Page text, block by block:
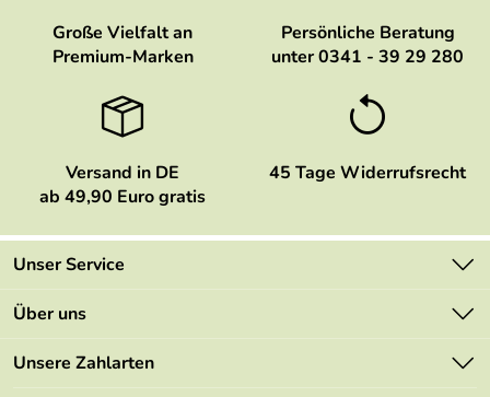
Große Vielfalt an
Premium-Marken
Persönliche Beratung
unter 0341 - 39 29 280
Versand in DE
ab 49,90 Euro gratis
45 Tage Widerrufsrecht
Unser Service
Kontakt
Mehrwertsteuerfrei
Über uns
Marken
Unsere Zahlarten